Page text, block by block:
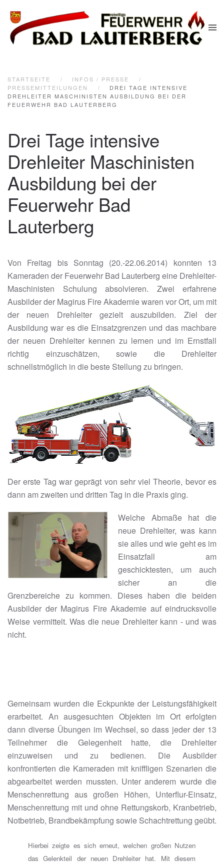
Zum Hauptinhalt springen
STARTSEITE
INFOS / PRESSE
PRESSEMITTEILUNGEN
DREI TAGE INTENSIVE
DREHLEITER MASCHINISTEN AUSBILDUNG BEI DER
FEUERWEHR BAD LAUTERBERG
Drei Tage intensive
Drehleiter Maschinisten
Ausbildung bei der
Feuerwehr Bad
Lauterberg
Von Freitag bis Sonntag (20.-22.06.2014) konnten 13
Kameraden der Feuerwehr Bad Lauterberg eine Drehleiter-
Maschinisten Schulung absolvieren. Zwei erfahrene
Ausbilder der Magirus Fire Akademie waren vor Ort, um mit
der neuen Drehleiter gezielt auszubilden. Ziel der
Ausbildung war es die Einsatzgrenzen und das machbare
der neuen Drehleiter kennen zu lernen und im Ernstfall
richtig einzuschätzen, sowie die Drehleiter
schnellstmöglich in die beste Stellung zu bringen.
Der erste Tag war geprägt von sehr viel Theorie, bevor es
dann am zweiten und dritten Tag in die Praxis ging.
Welche Abmaße hat die
neue Drehleiter, was kann
sie alles und wie geht es im
Einsatzfall am
geschicktesten, um auch
sicher an die
Grenzbereiche zu kommen. Dieses haben die beiden
Ausbilder der Magirus Fire Akademie auf eindrucksvolle
Weise vermittelt. Was die neue Drehleiter kann - und was
nicht.
Gemeinsam wurden die Eckpunkte der Leistungsfähigkeit
erarbeitet. An ausgesuchten Objekten im Ort erfolgten
dann diverse Übungen im Wechsel, so dass jeder der 13
Teilnehmer die Gelegenheit hatte, die Drehleiter
einzuweisen und zu bedienen. Die Ausbilder
konfrontierten die Kameraden mit kniffligen Szenarien die
abgearbeitet werden mussten. Unter anderem wurde die
Menschenrettung aus großen Höhen, Unterflur-Einsatz,
Menschenrettung mit und ohne Rettungskorb, Kranbetrieb,
Notbetrieb, Brandbekämpfung sowie Schachtrettung geübt.
Hierbei zeigte es sich erneut, welchen großen Nutzen
das Gelenkteil der neuen Drehleiter hat. Mit diesem